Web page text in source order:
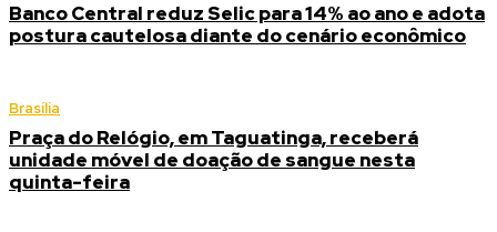
Banco Central reduz Selic para 14% ao ano e adota
postura cautelosa diante do cenário econômico
Brasília
Praça do Relógio, em Taguatinga, receberá
unidade móvel de doação de sangue nesta
quinta-feira